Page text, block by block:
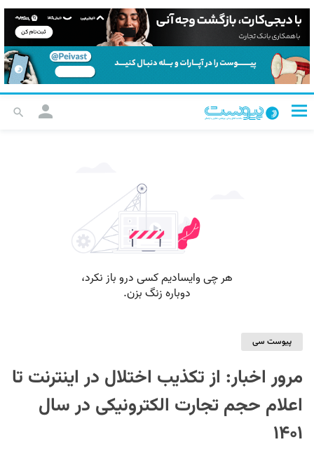
پیوست سی
مرور اخبار: از تکذیب اختلال در اینترنت تا
اعلام حجم تجارت الکترونیکی در سال
۱۴۰۱